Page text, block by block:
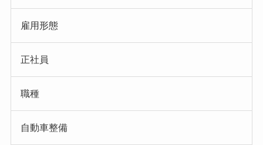
雇用形態
正社員
職種
自動車整備